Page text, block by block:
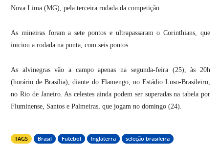
Nova Lima (MG), pela terceira rodada da competição.
As mineiras foram a sete pontos e ultrapassaram o Corinthians, que
iniciou a rodada na ponta, com seis pontos.
As alvinegras vão a campo apenas na segunda-feira (25), às 20h
(horário de Brasília), diante do Flamengo, no Estádio Luso-Brasileiro,
no Rio de Janeiro. As celestes ainda podem ser superadas na tabela por
Fluminense, Santos e Palmeiras, que jogam no domingo (24).
TAGS Brasil Futebol Inglaterra seleção brasileira